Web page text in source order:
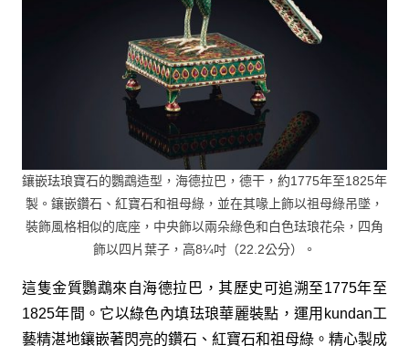
鑲嵌珐琅寶石的鸚鵡造型，海德拉巴，德干，約1775年至1825年
製。鑲嵌鑽石、紅寶石和祖母綠，並在其喙上飾以祖母綠吊墜，
裝飾風格相似的底座，中央飾以兩朵綠色和白色珐琅花朵，四角
飾以四片葉子，高8¼吋（22.2公分）。
這隻金質鸚鵡來自海德拉巴，其歷史可追溯至1775年至
1825年間。它以綠色內填珐琅華麗裝點，運用kundan工
藝精湛地鑲嵌著閃亮的鑽石、紅寶石和祖母綠。精心製成